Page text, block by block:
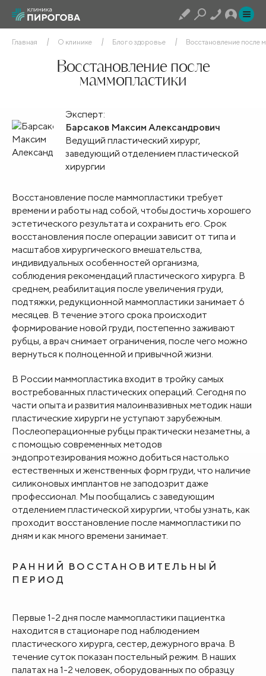
Главная О клинике Блог о здоровье Восстановление после
Восстановление после
маммопластики
Эксперт:
Барсаков Максим Александрович
Ведущий пластический хирург,
заведующий отделением пластической
хирургии
Восстановление после маммопластики требует
времени и работы над собой, чтобы достичь хорошего
эстетического результата и сохранить его. Срок
восстановления после операции зависит от типа и
масштабов хирургического вмешательства,
индивидуальных особенностей организма,
соблюдения рекомендаций пластического хирурга. В
среднем, реабилитация после увеличения груди,
подтяжки, редукционной маммопластики занимает 6
месяцев. В течение этого срока происходит
формирование новой груди, постепенно заживают
рубцы, а врач снимает ограничения, после чего можно
вернуться к полноценной и привычной жизни.
В России маммопластика входит в тройку самых
востребованных пластических операций. Сегодня по
части опыта и развития малоинвазивных методик наши
пластические хирурги не уступают зарубежным.
Послеоперационные рубцы практически незаметны, а
с помощью современных методов
эндопротезирования можно добиться настолько
естественных и женственных форм груди, что наличие
силиконовых имплантов не заподозрит даже
профессионал. Мы пообщались с заведующим
отделением пластической хирургии, чтобы узнать, как
проходит восстановление после маммопластики по
дням и как много времени занимает.
РАННИЙ ВОССТАНОВИТЕЛЬНЫЙ
ПЕРИОД
Первые 1-2 дня после маммопластики пациентка
находится в стационаре под наблюдением
пластического хирурга, сестер, дежурного врача. В
течение суток показан постельный режим. В наших
палатах на 1-2 человек, оборудованных по образцу